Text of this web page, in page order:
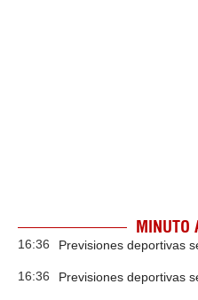
MINUTO
16:36 Previsiones deportivas
16:36 Previsiones deportivas